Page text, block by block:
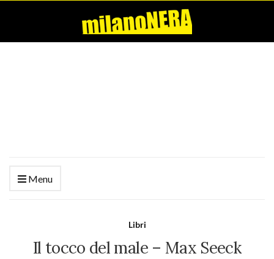
Menu
Libri
Il tocco del male – Max Seeck